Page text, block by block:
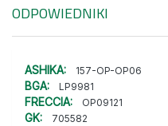
ODPOWIEDNIKI
ASHIKA: 157-OP-OP06
BGA: LP9981
FRECCIA: OP09121
GK: 705582